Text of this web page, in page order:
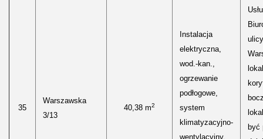
35
Warszawska
3/13
40,38 m2
Instalacja
elektryczna,
wod.-kan.,
ogrzewanie
podłogowe,
system
klimatyzacyjno-
wentylacyjny,
ulicy
być